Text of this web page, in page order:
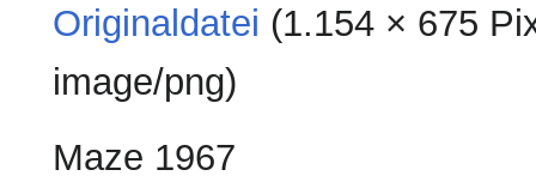
Originaldatei (1.154 × 675
image/png)
Maze 1967